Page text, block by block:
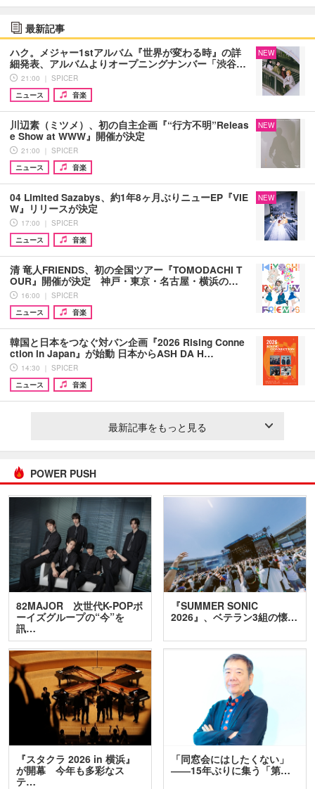
最新記事
ハク。メジャー1stアルバム『世界が変わる時』の詳
細発表、アルバムよりオープニングナンバー「渋谷…
21:00 ｜ SPICER
ニュース
音楽
NEW
川辺素（ミツメ）、初の自主企画『“行方不明”Releas
e Show at WWW』開催が決定
21:00 ｜ SPICER
ニュース
音楽
NEW
04 Limited Sazabys、約1年8ヶ月ぶりニューEP『VIE
W』リリースが決定
17:00 ｜ SPICER
ニュース
音楽
NEW
清 竜人FRIENDS、初の全国ツアー『TOMODACHI T
OUR』開催が決定 神戸・東京・名古屋・横浜の…
16:00 ｜ SPICER
ニュース
音楽
韓国と日本をつなぐ対バン企画『2026 Rising Conne
ction in Japan』が始動 日本からASH DA H…
14:30 ｜ SPICER
ニュース
音楽
最新記事をもっと見る
POWER PUSH
82MAJOR 次世代K-POPボ
ーイズグループの“今”を
訊…
『SUMMER SONIC
2026』、ベテラン3組の懐…
『スタクラ 2026 in 横浜』
が開幕 今年も多彩なス
テ…
「同窓会にはしたくない」
――15年ぶりに集う「第…